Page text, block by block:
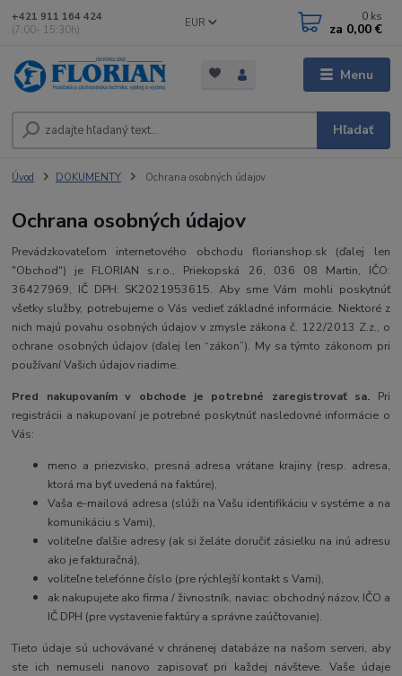
Menu
EUR
Hľadať
+421 911 164 424
(7:00- 15:30h)
0 ks
za 0,00 €
Úvod DOKUMENTY Ochrana osobných údajov
Ochrana osobných údajov
Prevádzkovateľom internetového obchodu florianshop.sk (ďalej len
"Obchod") je FLORIAN s.r.o., Priekopská 26, 036 08 Martin, IČO:
36427969, IČ DPH: SK2021953615. Aby sme Vám mohli poskytnúť
všetky služby, potrebujeme o Vás vedieť základné informácie. Niektoré z
nich majú povahu osobných údajov v zmysle zákona č. 122/2013 Z.z., o
ochrane osobných údajov (ďalej len “zákon”). My sa týmto zákonom pri
používaní Vašich údajov riadime.
Pred nakupovaním v obchode je potrebné zaregistrovať sa. Pri
registrácii a nakupovaní je potrebné poskytnúť nasledovné informácie o
Vás:
meno a priezvisko, presná adresa vrátane krajiny (resp. adresa,
ktorá ma byť uvedená na faktúre),
Vaša e-mailová adresa (slúži na Vašu identifikáciu v systéme a na
komunikáciu s Vami),
voliteľne ďalšie adresy (ak si želáte doručiť zásielku na inú adresu
ako je fakturačná),
voliteľne telefónne číslo (pre rýchlejší kontakt s Vami),
ak nakupujete ako firma / živnostník, naviac: obchodný názov, IČO a
IČ DPH (pre vystavenie faktúry a správne zaúčtovanie).
Tieto údaje sú uchovávané v chránenej databáze na našom serveri, aby
ste ich nemuseli nanovo zapisovať pri každej návšteve. Vaše údaje